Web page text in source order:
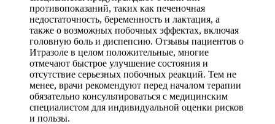
противопоказаний, таких как печеночная
недостаточность, беременность и лактация, а
также о возможных побочных эффектах, включая
головную боль и диспепсию. Отзывы пациентов о
Итразоле в целом положительные, многие
отмечают быстрое улучшение состояния и
отсутствие серьезных побочных реакций. Тем не
менее, врачи рекомендуют перед началом терапии
обязательно консультироваться с медицинским
специалистом для индивидуальной оценки рисков
и пользы.